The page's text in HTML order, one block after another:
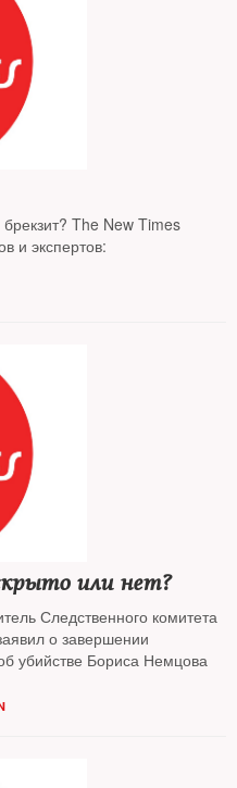
The New Times
и экспертов:
или нет?
Следственного комитета
о завершении
убийстве Бориса Немцова